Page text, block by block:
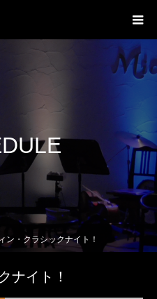
ン・クラシックナイト！
ナイト！